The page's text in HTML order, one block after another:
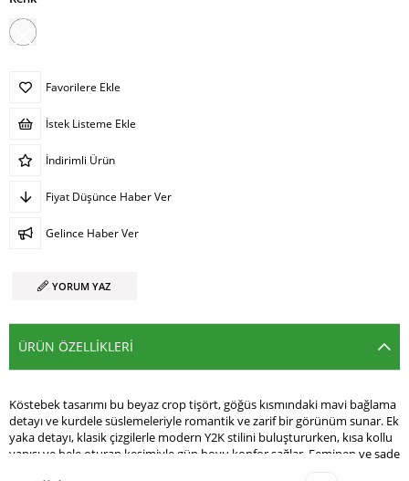
Favorilere Ekle
İstek Listeme Ekle
İndirimli Ürün
Fiyat Düşünce Haber Ver
Gelince Haber Ver
YORUM YAZ
ÜRÜN ÖZELLIKLERI
Köstebek tasarımı bu beyaz crop tişört, göğüs kısmındaki mavi bağlama
detayı ve kurdele süslemeleriyle romantik ve zarif bir görünüm sunar. Ek
yaka detayı, klasik çizgilerle modern Y2K stilini buluştururken, kısa kollu
yapısı ve bele oturan kesimiyle gün boyu konfor sağlar. Feminen ve sade